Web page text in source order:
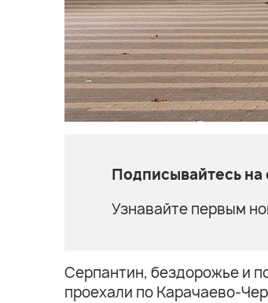
Подписывайтесь
Узнавайте первым
Серпантин, бездорожье и
проехали по Карачаево-